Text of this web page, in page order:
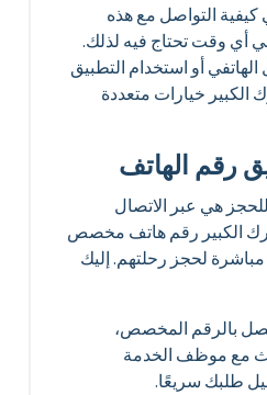
كيفية التواصل مع هذه
أي وقت تحتاج فيه لذلك.
أو استخدام التطبيق
خيارات متعددة
رقم الهاتف
هي عبر الاتصال
الكبير رقم هاتف مخصص
لحجز رحلتهم. إليك
بالرقم المخصص،
مع موظف الخدمة
طلبك سريعًا.